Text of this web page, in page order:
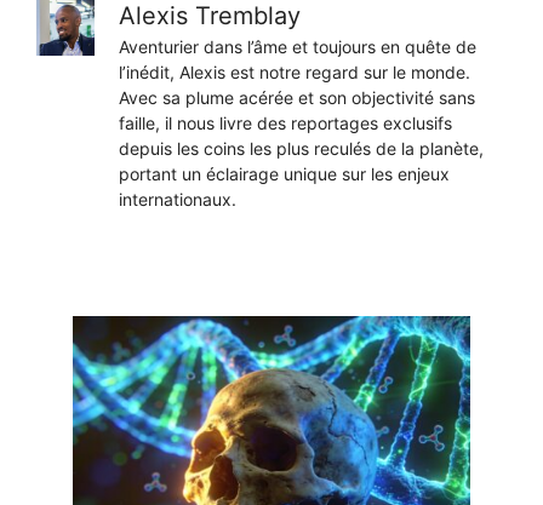
Alexis Tremblay
Aventurier dans l’âme et toujours en quête de
l’inédit, Alexis est notre regard sur le monde.
Avec sa plume acérée et son objectivité sans
faille, il nous livre des reportages exclusifs
depuis les coins les plus reculés de la planète,
portant un éclairage unique sur les enjeux
internationaux.